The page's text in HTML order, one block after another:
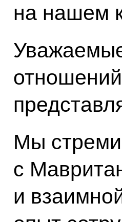
на нашем
Мы
с
и